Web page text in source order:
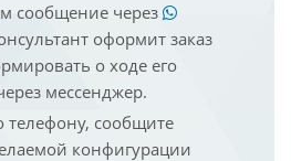
сообщение через
оформит заказ
о ходе его
мессенджер.
телефону, сообщите
конфигурации